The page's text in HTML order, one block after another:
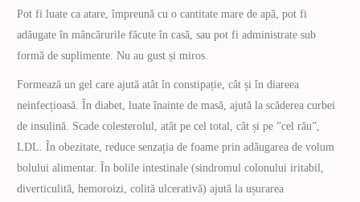
Pot fi luate ca atare, împreună cu o cantitate mare de apă, pot fi
adăugate în mâncărurile făcute în casă, sau pot fi administrate sub
formă de suplimente. Nu au gust și miros.
Formează un gel care ajută atât în constipație, cât și în diareea
neinfecțioasă. În diabet, luate înainte de masă, ajută la scăderea curbei
de insulină. Scade colesterolul, atât pe cel total, cât și pe ”cel rău”,
LDL. În obezitate, reduce senzația de foame prin adăugarea de volum
bolului alimentar. În bolile intestinale (sindromul colonului iritabil,
diverticulită, hemoroizi, colită ulcerativă) ajută la ușurarea